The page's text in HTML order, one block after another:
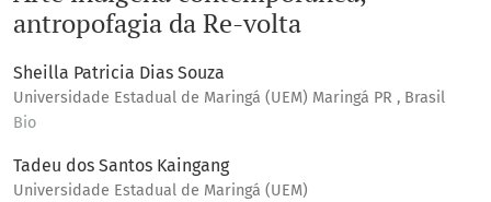
antropofagia da Re-volta
Sheilla Patricia Dias Souza
Universidade Estadual de Maringá (UEM) Maringá PR , Brasil
Bio
Tadeu dos Santos Kaingang
Universidade Estadual de Maringá (UEM)